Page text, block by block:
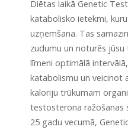
Diētas laikā Genetic
katabolisko ietekmi,
uzņemšana. Tas
zudumu un noturēs
līmeni optimālā
katabolismu un veicinot
kaloriju trūkumam
testosterona ražošanas
25 gadu vecumā,